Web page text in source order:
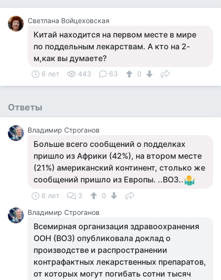
Светлана Войцеховская
Китай находится на первом месте в мире
по поддельным лекарствам. А кто на 2-
м,как вы думаете?
6 лет 443 63 0
Ответы
Владимир Строганов
Больше всего сообщений о подделках
пришло из Африки (42%), на втором месте
(21%) американский континент, столько же
сообщений пришло из Европы. ..ВОЗ..
6 лет 3
0
Владимир Строганов
Всемирная организация здравоохранения
ООН (ВОЗ) опубликовала доклад о
производстве и распространении
контрафактных лекарственных препаратов,
от которых могут погибать сотни тысяч